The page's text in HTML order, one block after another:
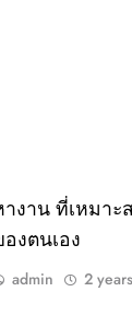
างาน ที่เหมา
งตนเอง
admin 2